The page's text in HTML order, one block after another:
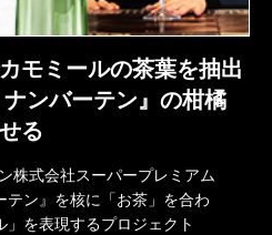
モミールの茶葉を抽出
ンバーテン』の柑橘
る
株式会社スーパープレミアム
テン』を核に「お茶」を合わ
を表現するプロジェクト